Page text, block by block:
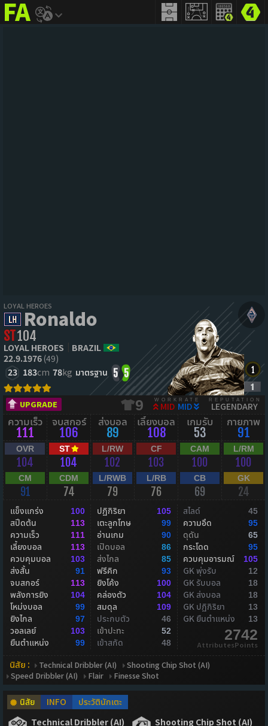
addict
LOYAL HEROES
Ronaldo
ST104
LOYAL HEROES
BRAZIL
22.9.1976(49)
23 183cm 78kg มาตรฐาน 5 5
UPGRADE 9 WORKRATE
MID MID
REPUTATION
LEGENDARY
ความเร็ว
111
จบสกอร์
106
ส่งบอล
89
เลี้ยงบอล
108
เกมรับ
53
กายภาพ
91
OVR
104
ST
104
L/RW
102
CF
103
CAM
100
L/RM
100
CM
91
CDM
74
L/RWB
79
L/RB
76
CB
69
GK
24
แข็งแกร่ง 100
สปีดต้น 113
ความเร็ว 111
เลี้ยงบอล 113
ควบคุมบอล 103
ส่งสั้น 91
จบสกอร์ 113
พลังการยิง 104
โหม่งบอล 99
ยิงไกล 97
วอลเลย์ 103
ยืนตำแหน่ง 99
ปฏิกิริยา 105
เตะลูกโทษ 99
อ่านเกม 90
เปิดบอล 86
ส่งไกล 85
ฟรีคิก 93
ยิงโค้ง 100
คล่องตัว 104
สมดุล 109
ประกบตัว 46
เข้าปะทะ 52
เข้าสกัด 48
สไลด์ 45
ความอึด 95
ดุดัน 65
กระโดด 95
ควบคุมอารมณ์ 105
GK พุ่งรับ 12
GK รับบอล 18
GK ส่งบอล 18
GK ปฏิกิริยา 13
GK ยืนตำแหน่ง 13
2742
AttributesPoints
นิสัย : Technical Dribbler (AI)
Shooting Chip Shot (AI)
Speed Dribbler (AI)
Flair Finesse Shot
นิสัย INFO
ประวัตินักเตะ
Technical Dribbler (AI)
Shooting Chip Shot (AI)